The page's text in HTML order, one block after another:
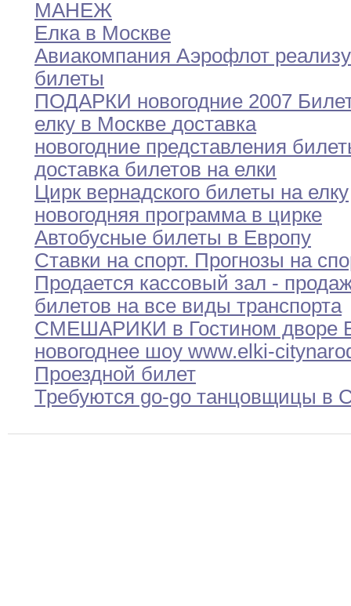
МАНЕЖ
Елка в Москве
Авиакомпания Аэрофлот
билеты
ПОДАРКИ новогодние 2007
елку в Москве доставка
новогодние представления
доставка билетов на елки
Цирк вернадского билеты на елку
новогодняя программа в цирке
Автобусные билеты в Европу
Ставки на спорт. Прогнозы на
Продается кассовый зал -
билетов на все виды транспорта
СМЕШАРИКИ в Гостином дворе
новогоднее шоу www.elki-city
Проездной билет
Требуются go-go танцовщицы в